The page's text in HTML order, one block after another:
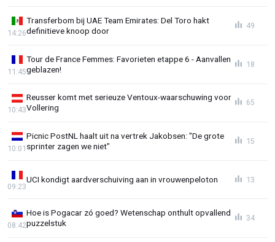
Transferbom bij UAE Team Emirates: Del Toro hakt
definitieve knoop door
14:26
49
Tour de France Femmes: Favorieten etappe 6 - Aanvallen
geblazen!
11:45
18
Reusser komt met serieuze Ventoux-waarschuwing voor
Vollering
10:43
65
Picnic PostNL haalt uit na vertrek Jakobsen: "De grote
sprinter zagen we niet"
10:01
15
UCI kondigt aardverschuiving aan in vrouwenpeloton
09:23
13
Hoe is Pogacar zó goed? Wetenschap onthult opvallend
puzzelstuk
08:42
34